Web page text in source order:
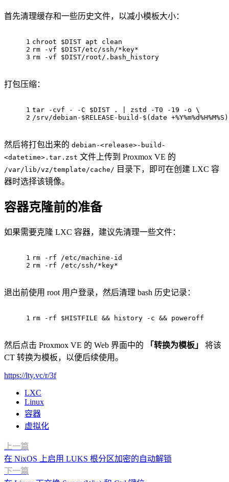
首先清理缓存和一些历史文件，以减小模板大小：
1
2
3
chroot $DIST apt clean
rm -vf $DIST/etc/ssh/*key*
rm -vf $DIST/root/.bash_history
打包压缩：
1
2
tar -cvf - -C $DIST . | zstd -T0 -19 -o \
/srv/debian- $RELEASE -build-$( date
然后将打包出来的 debian-<release>-build-
<datetime>.tar.zst 文件上传到 Proxmox VE 的
/var/lib/vz/template/cache/ 目录下，即可在创建 LXC 容
器时选择该镜像。
容器克隆前的准备
如果需要克隆 LXC 容器，建议先清理一些文件：
1
2
rm -rf /etc/machine-id
rm -rf /etc/ssh/*key*
退出前使用 root 用户登录，然后清理 bash 历史记录：
1 rm -rf $HISTFILE && history -c && poweroff
然后点击 Proxmox VE 的 Web 界面中的 「转换为模板」
将该
CT 转换为模板，以便后续使用。
https://lty.vc/r/3f
LXC
Linux
容器
虚拟化
上一篇
在 NixOS 上启用 LUKS 根分区加密的自动解锁
下一篇